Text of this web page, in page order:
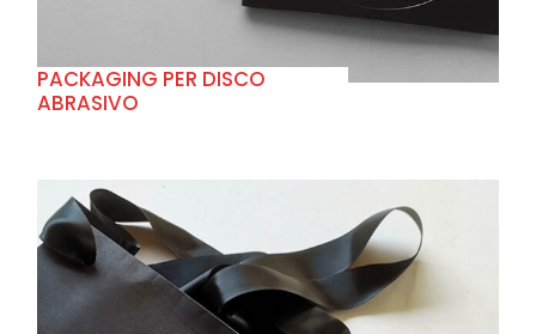
PACKAGING PER DISCO
ABRASIVO